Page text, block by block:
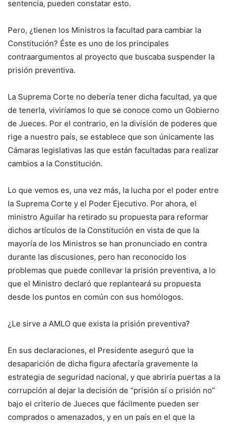
sentencia, pueden constatar esto.
Pero, ¿tienen los Ministros la facultad para cambiar la
Constitución? Éste es uno de los principales
contraargumentos al proyecto que buscaba suspender la
prisión preventiva.
La Suprema Corte no debería tener dicha facultad, ya que
de tenerla, viviríamos lo que se conoce como un Gobierno
de Jueces. Por el contrario, en la división de poderes que
rige a nuestro país, se establece que son únicamente las
Cámaras legislativas las que están facultadas para realizar
cambios a la Constitución.
Lo que vemos es, una vez más, la lucha por el poder entre
la Suprema Corte y el Poder Ejecutivo. Por ahora, el
ministro Aguilar ha retirado su propuesta para reformar
dichos artículos de la Constitución en vista de que la
mayoría de los Ministros se han pronunciado en contra
durante las discusiones, pero han reconocido los
problemas que puede conllevar la prisión preventiva, a lo
que el Ministro declaró que replanteará su propuesta
desde los puntos en común con sus homólogos.
¿Le sirve a AMLO que exista la prisión preventiva?
En sus declaraciones, el Presidente aseguró que la
desaparición de dicha figura afectaría gravemente la
estrategia de seguridad nacional, y que abriría puertas a la
corrupción al dejar la decisión de “prisión sí o prisión no”
bajo el criterio de Jueces que fácilmente pueden ser
comprados o amenazados, y en un país en el que la